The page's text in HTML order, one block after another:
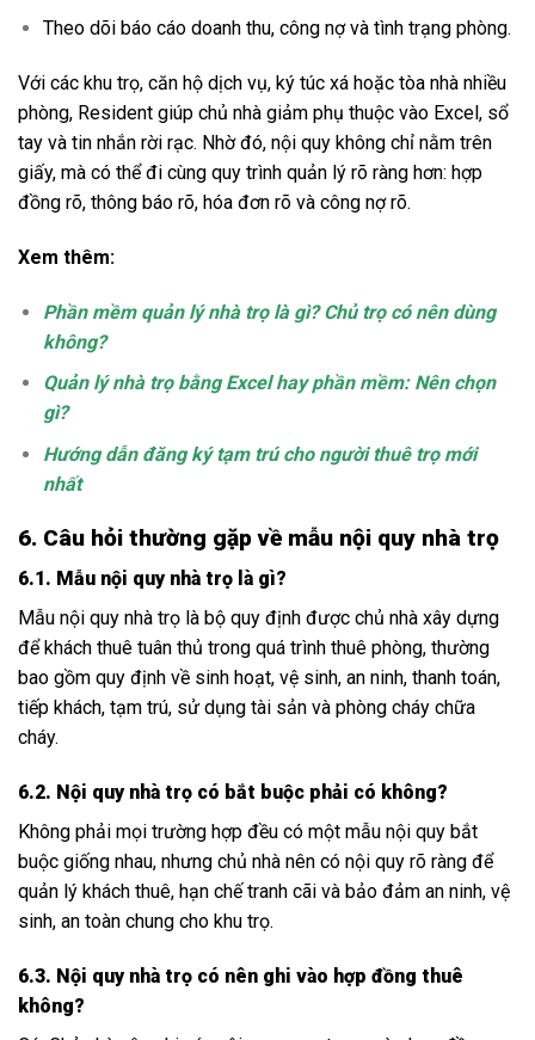
Theo dõi báo cáo doanh thu, công nợ và tình trạng phòng.
Với các khu trọ, căn hộ dịch vụ, ký túc xá hoặc tòa nhà nhiều
phòng, Resident giúp chủ nhà giảm phụ thuộc vào Excel, sổ
tay và tin nhắn rời rạc. Nhờ đó, nội quy không chỉ nằm trên
giấy, mà có thể đi cùng quy trình quản lý rõ ràng hơn: hợp
đồng rõ, thông báo rõ, hóa đơn rõ và công nợ rõ.
Xem thêm:
Phần mềm quản lý nhà trọ là gì? Chủ trọ có nên dùng
không?
Quản lý nhà trọ bằng Excel hay phần mềm: Nên chọn
gì?
Hướng dẫn đăng ký tạm trú cho người thuê trọ mới
nhất
6. Câu hỏi thường gặp về mẫu nội quy nhà trọ
6.1. Mẫu nội quy nhà trọ là gì?
Mẫu nội quy nhà trọ là bộ quy định được chủ nhà xây dựng
để khách thuê tuân thủ trong quá trình thuê phòng, thường
bao gồm quy định về sinh hoạt, vệ sinh, an ninh, thanh toán,
tiếp khách, tạm trú, sử dụng tài sản và phòng cháy chữa
cháy.
6.2. Nội quy nhà trọ có bắt buộc phải có không?
Không phải mọi trường hợp đều có một mẫu nội quy bắt
buộc giống nhau, nhưng chủ nhà nên có nội quy rõ ràng để
quản lý khách thuê, hạn chế tranh cãi và bảo đảm an ninh, vệ
sinh, an toàn chung cho khu trọ.
6.3. Nội quy nhà trọ có nên ghi vào hợp đồng thuê
không?